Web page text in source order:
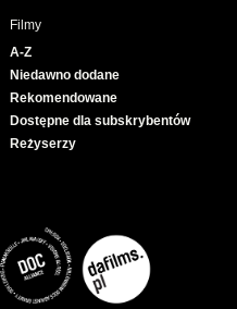
e
Filmy
A-Z
Niedawno dodane
Rekomendowane
Dostępne dla subskrybentów
Reżyserzy